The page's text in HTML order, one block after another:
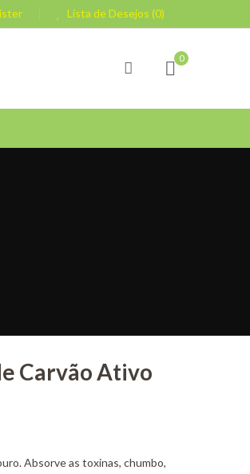
Lista de Desejos (0)
0
Carvão Ativo
Absorve as toxinas, chumbo,